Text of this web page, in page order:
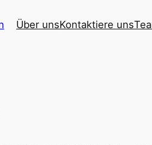
Über unsKontaktiere uns